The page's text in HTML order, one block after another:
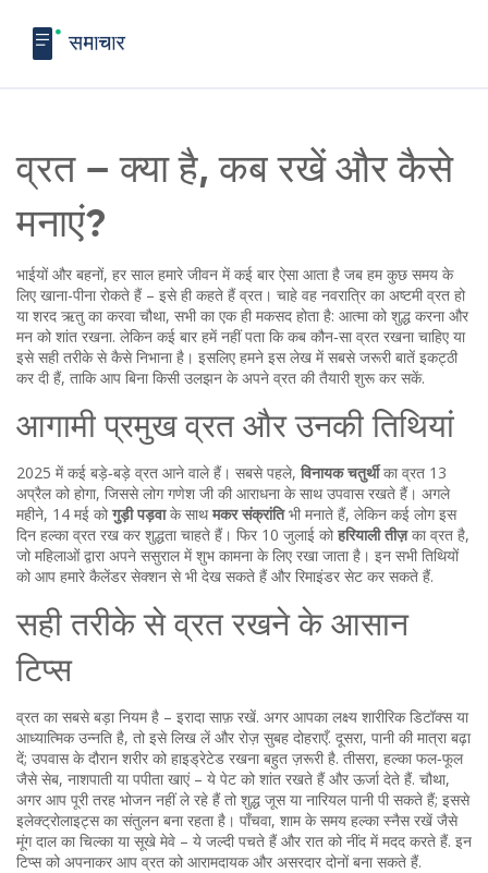
व्रत – क्या है, कब रखें और कैसे
मनाएं?
भाईयों और बहनों, हर साल हमारे जीवन में कई बार ऐसा आता है जब हम कुछ समय के
लिए खाना-पीना रोकते हैं – इसे ही कहते हैं व्रत। चाहे वह नवरात्रि का अष्टमी व्रत हो
या शरद ऋतु का करवा चौथा, सभी का एक ही मकसद होता है: आत्मा को शुद्ध करना और
मन को शांत रखना. लेकिन कई बार हमें नहीं पता कि कब कौन‑सा व्रत रखना चाहिए या
इसे सही तरीके से कैसे निभाना है। इसलिए हमने इस लेख में सबसे जरूरी बातें इकट्ठी
कर दी हैं, ताकि आप बिना किसी उलझन के अपने व्रत की तैयारी शुरू कर सकें.
आगामी प्रमुख व्रत और उनकी तिथियां
2025 में कई बड़े‑बड़े व्रत आने वाले हैं। सबसे पहले, विनायक चतुर्थीका व्रत 13
अप्रैल को होगा, जिससे लोग गणेश जी की आराधना के साथ उपवास रखते हैं। अगले
महीने, 14 मई कोगुड़ी पड़वाके साथमकर संक्रांतिभी मनाते हैं, लेकिन कई लोग इस
दिन हल्का व्रत रख कर शुद्धता चाहते हैं। फिर 10 जुलाई कोहरियाली तीज़का व्रत है,
जो महिलाओं द्वारा अपने ससुराल में शुभ कामना के लिए रखा जाता है। इन सभी तिथियों
को आप हमारे कैलेंडर सेक्शन से भी देख सकते हैं और रिमाइंडर सेट कर सकते हैं.
सही तरीके से व्रत रखने के आसान
टिप्स
व्रत का सबसे बड़ा नियम है – इरादा साफ़ रखें. अगर आपका लक्ष्य शारीरिक डिटॉक्स या
आध्यात्मिक उन्नति है, तो इसे लिख लें और रोज़ सुबह दोहराएँ. दूसरा, पानी की मात्रा बढ़ा
दें; उपवास के दौरान शरीर को हाइड्रेटेड रखना बहुत ज़रूरी है. तीसरा, हल्का फल‑फूल
जैसे सेब, नाशपाती या पपीता खाएं – ये पेट को शांत रखते हैं और ऊर्जा देते हैं. चौथा,
अगर आप पूरी तरह भोजन नहीं ले रहे हैं तो शुद्ध जूस या नारियल पानी पी सकते हैं; इससे
इलेक्ट्रोलाइट्स का संतुलन बना रहता है। पाँचवा, शाम के समय हल्का स्नैस रखें जैसे
मूंग दाल का चिल्का या सूखे मेवे – ये जल्दी पचते हैं और रात को नींद में मदद करते हैं. इन
टिप्स को अपनाकर आप व्रत को आरामदायक और असरदार दोनों बना सकते हैं.